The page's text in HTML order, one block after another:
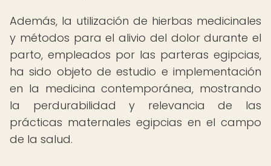
Además, la utilización de hierbas medicinales
y métodos para el alivio del dolor durante el
parto, empleados por las parteras egipcias,
ha sido objeto de estudio e implementación
en la medicina contemporánea, mostrando
la perdurabilidad y relevancia de las
prácticas maternales egipcias en el campo
de la salud.